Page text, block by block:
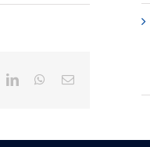
LinkedInWhatsApp
Correo